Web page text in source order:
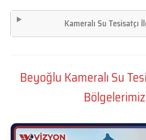
Kameralı Su Tesisatçı
Beyoğlu Kameralı Su
Bölgelerimiz